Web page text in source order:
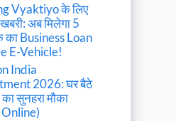
Vyaktiyo के लिए
अब मिलेगा 5
Business Loan
E-Vehicle!
India
2026: घर बैठे
का सुनहरा मौका